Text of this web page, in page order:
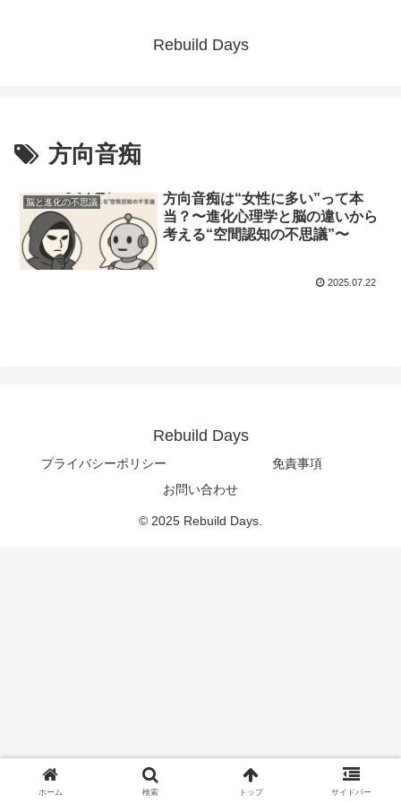
Rebuild Days
方向音痴
脳と進化の不思議
方向音痴は“女性に多い”って本
当？〜進化心理学と脳の違いから
考える“空間認知の不思議”〜
2025.07.22
Rebuild Days
プライバシーポリシー
免責事項
お問い合わせ
© 2025 Rebuild Days.
ホーム 検索 トップ サイドバー